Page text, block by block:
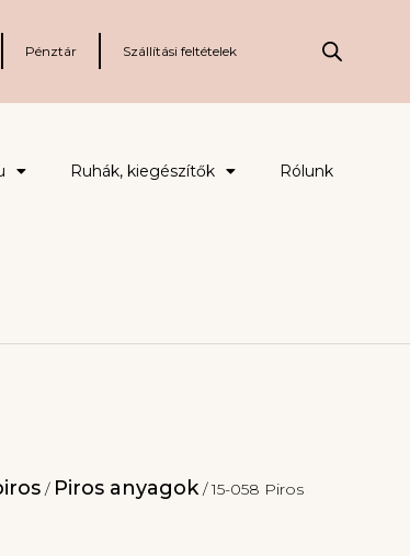
Pénztár Szállítási feltételek
Ruhák, kiegészítők Rólunk
/ Piros anyagok/ 15-058 Piros